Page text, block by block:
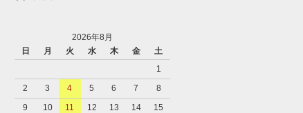
2026年8月
日
月 火 水 木 金
土
1
2
3 4 5 6 7
8
9
10 11 12 13 14
15